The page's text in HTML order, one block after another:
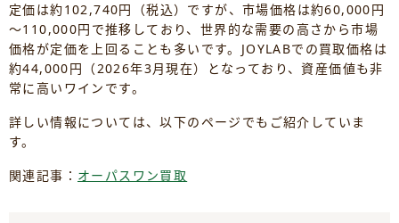
定価は約102,740円（税込）ですが、市場価格は約60,000円
～110,000円で推移しており、世界的な需要の高さから市場
価格が定価を上回ることも多いです。JOYLABでの買取価格は
約44,000円（2026年3月現在）となっており、資産価値も非
常に高いワインです。
詳しい情報については、以下のページでもご紹介していま
す。
関連記事： オーパスワン買取